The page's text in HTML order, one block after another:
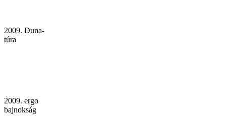
2009. Duna-
túra
2009. ergo
bajnokság